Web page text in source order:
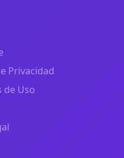
Privacidad
de Uso